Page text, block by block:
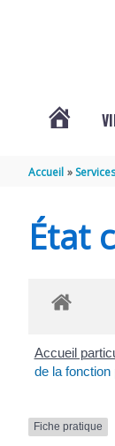
SAINT-
HIPPOLYTE
(17430)
Accueil
État
Accueil
de la fonction
Fiche pratique